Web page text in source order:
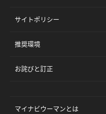
サイトポリシー
推奨環境
お詫びと訂正
マイナビウーマンとは